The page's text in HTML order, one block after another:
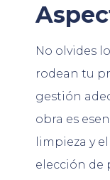
No olvides
rodean tu
gestión
obra es
limpieza y
elección de